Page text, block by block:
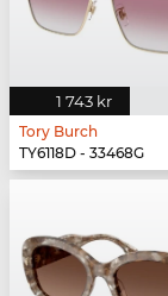
1 743 kr
Tory Burch
TY6118D - 33468G